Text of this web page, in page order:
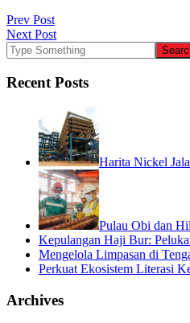
Post
navigation
Prev Post
Next Post
Recent Posts
Harita Nickel
Pulau Obi dan
Kepulangan Haji Bur:
Mengelola Limpasan di
Perkuat Ekosistem Literasi
Archives